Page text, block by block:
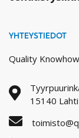
YHTEYSTIEDOT
Quality
15140 Lahti